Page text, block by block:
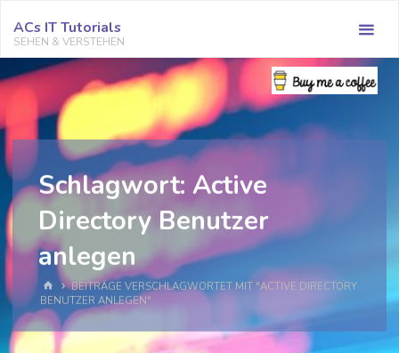
Inhalt
springen
ACs IT Tutorials
SEHEN & VERSTEHEN
Schlagwort:Active
Directory Benutzer
anlegen
START
BEITRÄGE VERSCHLAGWORTET MIT "ACTIVE DIRECTORY
BENUTZER ANLEGEN"